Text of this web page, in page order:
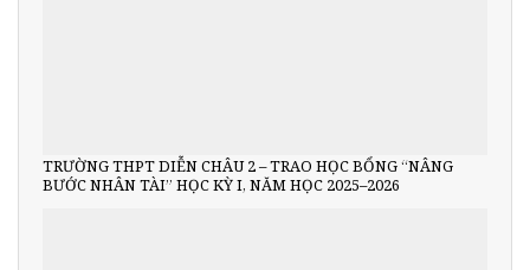
TRƯỜNG THPT DIỄN CHÂU 2 – TRAO HỌC BỔNG “NÂNG
BƯỚC NHÂN TÀI” HỌC KỲ I, NĂM HỌC 2025–2026